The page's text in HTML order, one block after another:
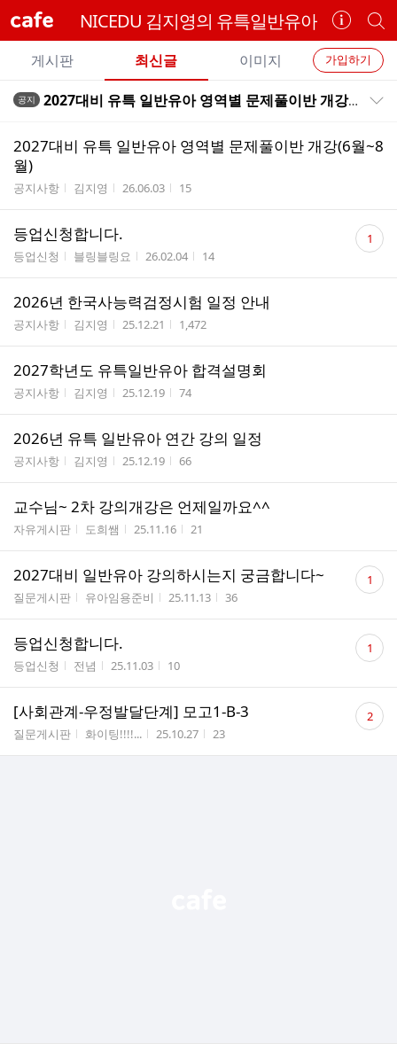
cafe NICEDU 김지영의 유특일반유아
카
페
정
보
보
기
개
별
카
페
검
카
페
메
뉴
가입하기
게시판 최신글 이미지
전
글
공지 2027대비 유특 일반유아 영역별 문제풀이반 개강(6월~8월)
2027대비 유특 일반유아 영역별 문제풀이반 개강(6월~8
월)
게시판명
공지사항 작성자
김지영 작성시간
26.06.03 조회수
15
등업신청합니다.
게시판명
등업신청 작성자
블링블링요 작성시간
26.02.04 조회수
14
댓
글 1
2026년 한국사능력검정시험 일정 안내
게시판명
공지사항 작성자
김지영 작성시간
25.12.21 조회수
1,472
2027학년도 유특일반유아 합격설명회
게시판명
공지사항 작성자
김지영 작성시간
25.12.19 조회수
74
2026년 유특 일반유아 연간 강의 일정
게시판명
공지사항 작성자
김지영 작성시간
25.12.19 조회수
66
교수님~ 2차 강의개강은 언제일까요^^
게시판명
자유게시판 작성자
도희쌤 작성시간
25.11.16 조회수
21
2027대비 일반유아 강의하시는지 궁금합니다~
게시판명
질문게시판 작성자
유아임용준비 작성시간
25.11.13 조회수
36
댓
글 1
등업신청합니다.
게시판명
등업신청 작성자
전념 작성시간
25.11.03 조회수
10
댓
글 1
[사회관계-우정발달단계] 모고1-B-3
게시판명
질문게시판 작성자
화이팅!!!!... 작성시간
25.10.27 조회수
23
댓
글 2